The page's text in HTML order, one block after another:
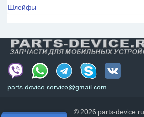
Xiaomi
Шлейфы
parts.device.service@gmail.com
© 2026 parts-device.ru